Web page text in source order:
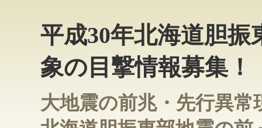
平成30年北海道胆
象の目撃情報募集！
大地震の前兆・先行異